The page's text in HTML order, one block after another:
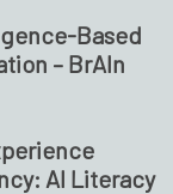
Based
– BrAIn
AI Literacy